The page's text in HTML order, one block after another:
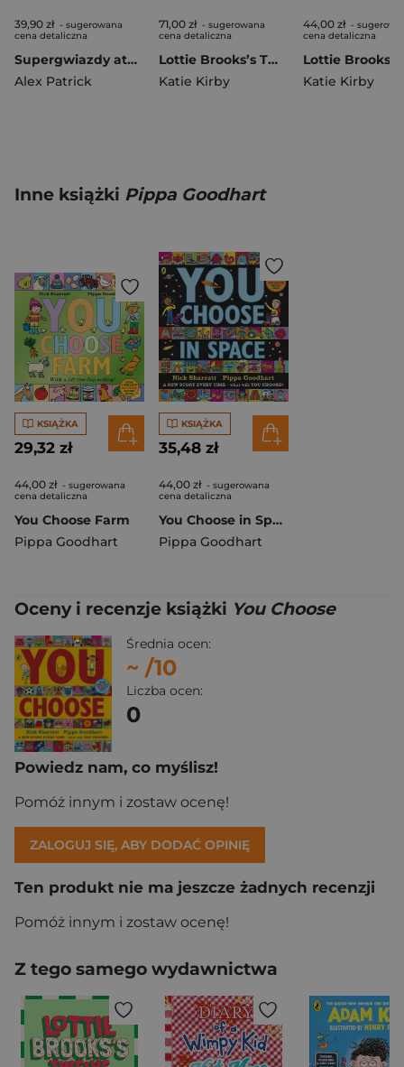
39,90 zł - sugerowana
cena detaliczna
Supergwiazdy ataku. Niewiarygodny futbol
Alex Patrick
71,00 zł - sugerowana
cena detaliczna
Lottie Brooks’s Twelve Disasters of Christmas
Katie Kirby
44,00 zł -
cena detaliczna
Katie Kirby
Inne książki Pippa Goodhart
KSIĄŻKA
29,32 zł
44,00 zł - sugerowana
cena detaliczna
You Choose Farm
Pippa Goodhart
KSIĄŻKA
35,48 zł
44,00 zł - sugerowana
cena detaliczna
You Choose in Space
Pippa Goodhart
Oceny i recenzje książki You Choose
Średnia ocen:
~ /10
Liczba ocen:
0
Powiedz nam, co myślisz!
Pomóż innym i zostaw ocenę!
ZALOGUJ SIĘ, ABY DODAĆ OPINIĘ
Ten produkt nie ma jeszcze żadnych recenzji
Pomóż innym i zostaw ocenę!
Z tego samego wydawnictwa